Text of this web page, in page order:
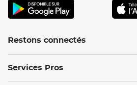
Restons connectés
Services Pros